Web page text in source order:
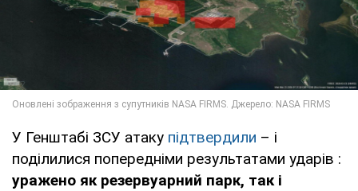
У Генштабі ЗСУ атаку підтвердили – і
поділилися попередніми результатами ударів :
уражено як резервуарний парк, так і